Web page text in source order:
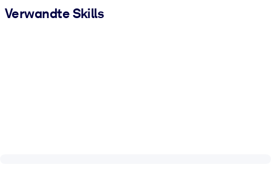
Verwandte Skills